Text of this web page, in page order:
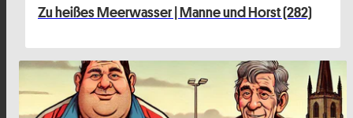
Zu heißes Meerwasser | Manne und Horst (282)